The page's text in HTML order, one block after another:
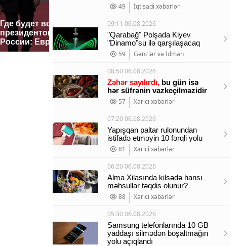
Где будет встреча
президентов США и
России: Европа?
Такую зиму в России
никто не ждал: как
так?!
49
İqtisadi xəbərlər
09:11 06.08.2026
"Qarabağ" Polşada Kiyev
"Dinamo"su ilə qarşılaşacaq
59
Gənclər və İdman
08:50 06.08.2026
Zəhər sayılırdı, bu gün isə
hər süfrənin vazkeçilməzidir
57
Xarici xəbərlər
07:20 06.08.2026
Yapışqan paltar rulonundan
istifadə etməyin 10 fərqli yolu
81
Xarici xəbərlər
06:20 06.08.2026
Alma Xilasında kilsədə hansı
məhsullar təqdis olunur?
88
Xarici xəbərlər
05:30 06.08.2026
Samsung telefonlarında 10 GB
yaddaşı silmədən boşaltmağın
yolu açıqlandı